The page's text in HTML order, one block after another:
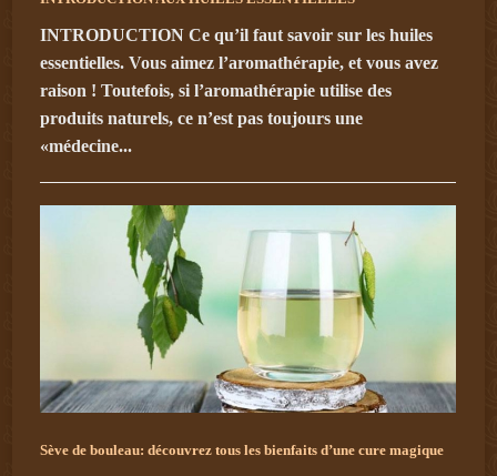
INTRODUCTION Ce qu’il faut savoir sur les huiles
essentielles. Vous aimez l’aromathérapie, et vous avez
raison ! Toutefois, si l’aromathérapie utilise des
produits naturels, ce n’est pas toujours une
«médecine...
Sève de bouleau: découvrez tous les bienfaits d’une cure magique